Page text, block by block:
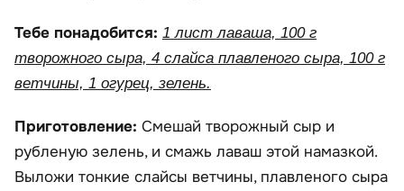
Тебе понадобится: 1 лист лаваша, 100 г
творожного сыра, 4 слайса плавленого сыра, 100 г
ветчины, 1 огурец, зелень.
Приготовление: Смешай творожный сыр и
рубленую зелень, и смажь лаваш этой намазкой.
Выложи тонкие слайсы ветчины, плавленого сыра